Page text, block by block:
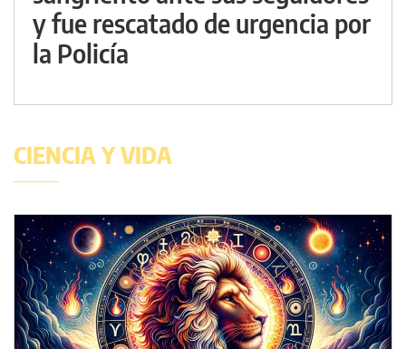
y fue rescatado de urgencia por
la Policía
CIENCIA Y VIDA